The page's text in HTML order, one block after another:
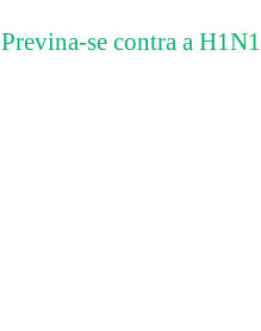
Previna-se contra a H1N1